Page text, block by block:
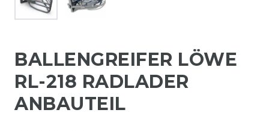
BALLENGREIFER LÖWE
RL-218 RADLADER
ANBAUTEIL